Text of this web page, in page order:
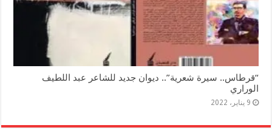
“قرطاس.. سيرة شعرية”.. ديوان جديد للشاعر عبد اللطيف
الوراري
9 يناير، 2022